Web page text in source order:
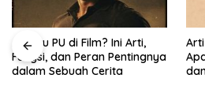
Arti Wanita Binal Adalah
Apa? Memahami Konotasi
dan Penggunaannya dalam